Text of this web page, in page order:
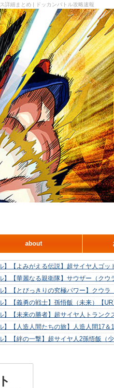
詳細まとめ | ドッカンバトル攻略速報
about
！
】【よみがえる伝説】超サイヤ人ゴッ
】【華麗なる親衛隊】サウザー（クウ
】【とびっきりの究極パワー】クウラ
】【義勇の戦士】孫悟飯（未来）【
】【未来の勝者】超サイヤ人トランク
】【人造人間たちの旅】人造人間17
】【絆の一撃】超サイヤ人2孫悟飯（
【技巧とひらめき】クリリン【UR】
】【新たに得た好機】人造人間16号【